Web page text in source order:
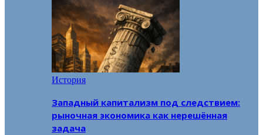
История
Западный капитализм под следствием:
рыночная экономика как нерешённая
задача